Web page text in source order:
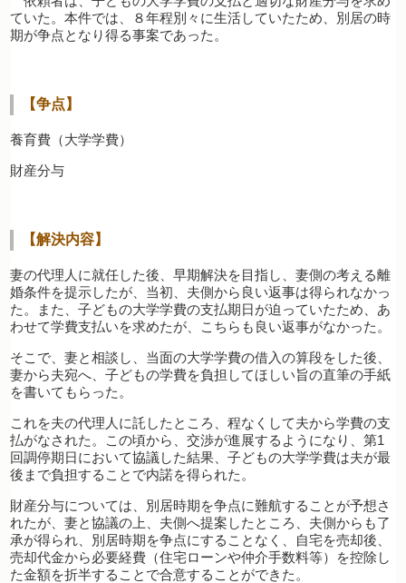
ていた。本件では、８年程別々に生活していたため、別居の時
期が争点となり得る事案であった。
【争点】
養育費（大学学費）
財産分与
【解決内容】
妻の代理人に就任した後、早期解決を目指し、妻側の考える離
婚条件を提示したが、当初、夫側から良い返事は得られなかっ
た。また、子どもの大学学費の支払期日が迫っていたため、あ
わせて学費支払いを求めたが、こちらも良い返事がなかった。
そこで、妻と相談し、当面の大学学費の借入の算段をした後、
妻から夫宛へ、子どもの学費を負担してほしい旨の直筆の手紙
を書いてもらった。
これを夫の代理人に託したところ、程なくして夫から学費の支
払がなされた。この頃から、交渉が進展するようになり、第1
回調停期日において協議した結果、子どもの大学学費は夫が最
後まで負担することで内諾を得られた。
財産分与については、別居時期を争点に難航することが予想さ
れたが、妻と協議の上、夫側へ提案したところ、夫側からも了
承が得られ、別居時期を争点にすることなく、自宅を売却後、
売却代金から必要経費（住宅ローンや仲介手数料等）を控除し
た金額を折半することで合意することができた。